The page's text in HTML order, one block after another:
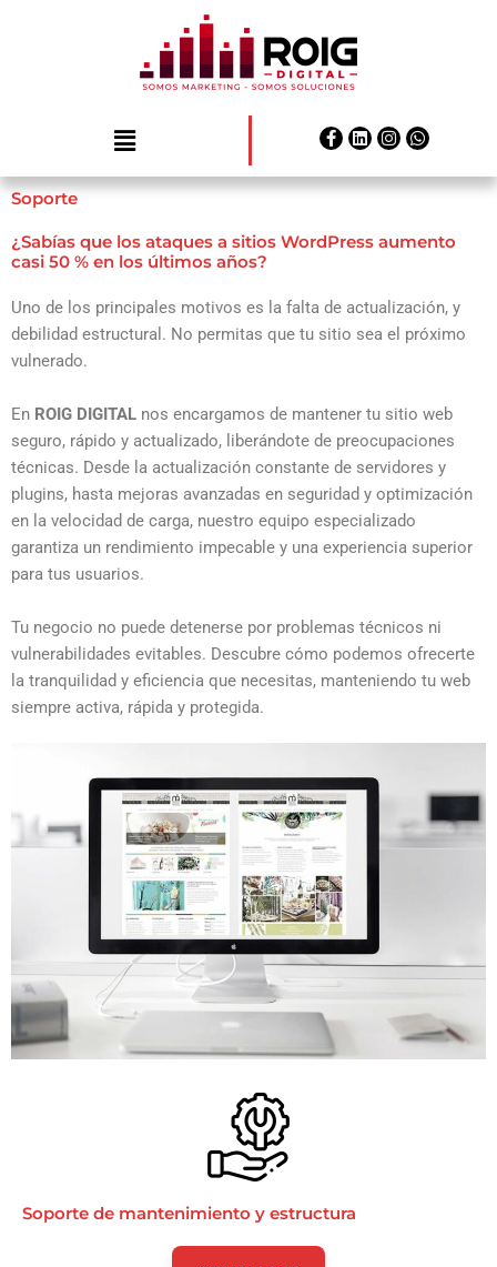
Menu Facebook-
f
Linkedin
Instagram
Whatsapp
Soporte
¿Sabías que los ataques a sitios WordPress aumento
casi 50 % en los últimos años?
Uno de los principales motivos es la falta de actualización, y
debilidad estructural. No permitas que tu sitio sea el próximo
vulnerado.
En ROIG DIGITAL nos encargamos de mantener tu sitio web
seguro, rápido y actualizado, liberándote de preocupaciones
técnicas. Desde la actualización constante de servidores y
plugins, hasta mejoras avanzadas en seguridad y optimización
en la velocidad de carga, nuestro equipo especializado
garantiza un rendimiento impecable y una experiencia superior
para tus usuarios.
Tu negocio no puede detenerse por problemas técnicos ni
vulnerabilidades evitables. Descubre cómo podemos ofrecerte
la tranquilidad y eficiencia que necesitas, manteniendo tu web
siempre activa, rápida y protegida.
Soporte de mantenimiento y estructura